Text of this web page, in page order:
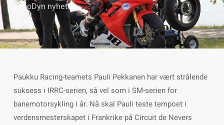
TriboDyn nyheter
Paukku Racing-teamets Pauli Pekkanen har vært strålende
suksess i IRRC-serien, så vel som i SM-serien for
banemotorsykling i år. Nå skal Pauli teste tempoet i
verdensmesterskapet i Frankrike på Circuit de Nevers